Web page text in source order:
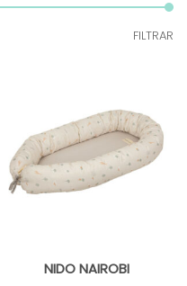
FILTRAR
NIDO NAIROBI